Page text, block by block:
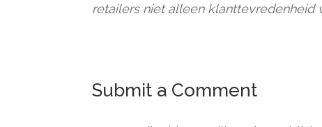
retailers niet alleen klanttevredenheid
Submit a Comment